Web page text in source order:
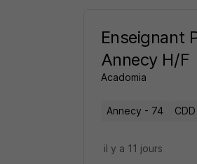
Enseignant
Annecy H/F
Acadomia
Annecy - 74 CDD
il y a 11 jours